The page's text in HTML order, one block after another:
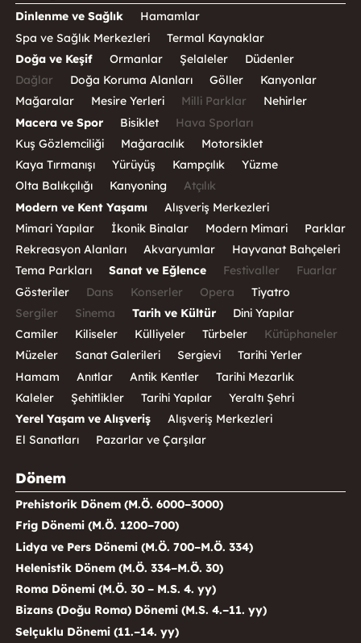
Dinlenme ve Sağlık
Hamamlar
Spa ve Sağlık Merkezleri
Termal Kaynaklar
Doğa ve Keşif
Ormanlar Şelaleler
Düdenler
Dağlar
Doğa Koruma Alanları Göller
Kanyonlar
Mağaralar
Mesire Yerleri Milli Parklar
Nehirler
Macera ve Spor
Bisiklet
Hava Sporları
Kuş Gözlemciliği
Mağaracılık
Motorsiklet
Kaya Tırmanışı
Yürüyüş Kampçılık
Yüzme
Olta Balıkçılığı
Kanyoning
Atçılık
Modern ve Kent Yaşamı
Alışveriş Merkezleri
Mimari Yapılar
İkonik Binalar Modern Mimari
Parklar
Rekreasyon Alanları
Akvaryumlar
Hayvanat Bahçeleri
Tema Parkları
Sanat ve Eğlence Festivaller
Fuarlar
Gösteriler
Dans Konserler Opera
Tiyatro
Sergiler
Sinema Tarih ve Kültür
Dini Yapılar
Camiler
Kiliseler Külliyeler Türbeler
Kütüphaneler
Müzeler
Sanat Galerileri Sergievi
Tarihi Yerler
Hamam
Anıtlar Antik Kentler
Tarihi Mezarlık
Kaleler
Şehitlikler Tarihi Yapılar
Yeraltı Şehri
Yerel Yaşam ve Alışveriş
Alışveriş Merkezleri
El Sanatları
Pazarlar ve Çarşılar
Dönem
Prehistorik Dönem (M.Ö. 6000–3000)
Frig Dönemi (M.Ö. 1200–700)
Lidya ve Pers Dönemi (M.Ö. 700–M.Ö. 334)
Helenistik Dönem (M.Ö. 334–M.Ö. 30)
Roma Dönemi (M.Ö. 30 – M.S. 4. yy)
Bizans (Doğu Roma) Dönemi (M.S. 4.–11. yy)
Selçuklu Dönemi (11.–14. yy)